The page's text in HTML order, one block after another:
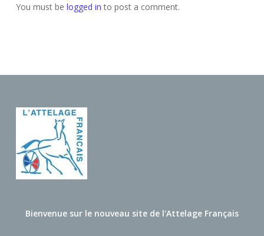
You must be logged in to post a comment.
Bienvenue sur le nouveau site de l'Attelage Français